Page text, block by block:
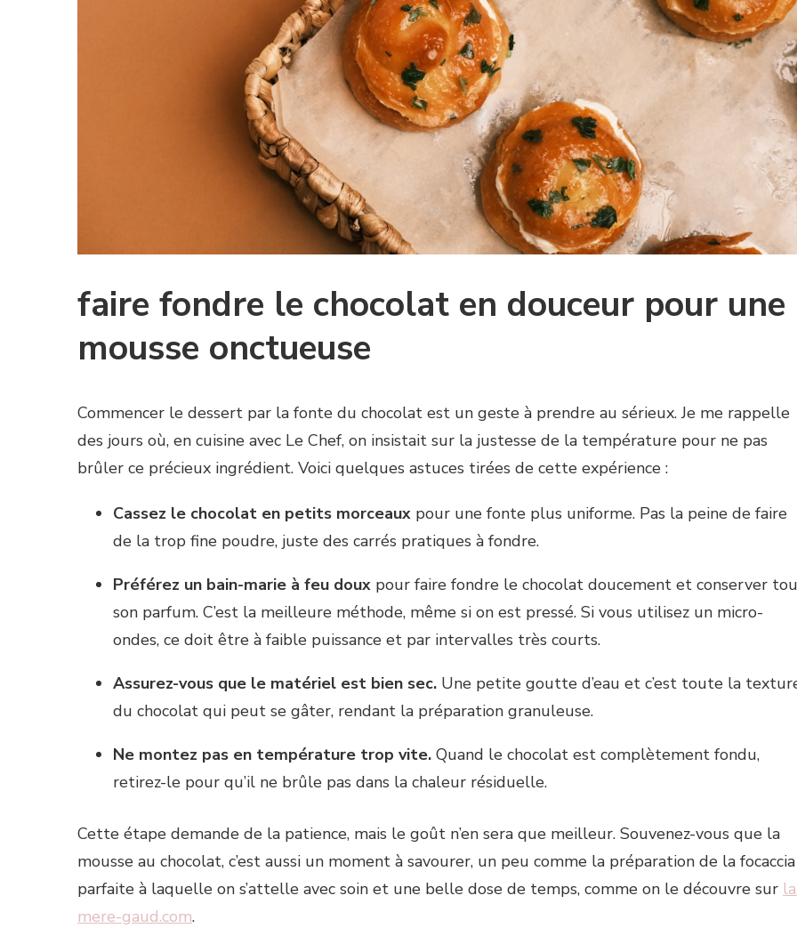
faire fondre le chocolat en douceur pour une
mousse onctueuse
Commencer le dessert par la fonte du chocolat est un geste à prendre au sérieux. Je me rappelle
des jours où, en cuisine avec Le Chef, on insistait sur la justesse de la température pour ne pas
brûler ce précieux ingrédient. Voici quelques astuces tirées de cette expérience :
Cassez le chocolat en petits morceaux pour une fonte plus uniforme. Pas la peine de faire
de la trop fine poudre, juste des carrés pratiques à fondre.
Préférez un bain-marie à feu doux pour faire fondre le chocolat doucement et conserver
son parfum. C’est la meilleure méthode, même si on est pressé. Si vous utilisez un micro-
ondes, ce doit être à faible puissance et par intervalles très courts.
Assurez-vous que le matériel est bien sec. Une petite goutte d’eau et c’est toute la
du chocolat qui peut se gâter, rendant la préparation granuleuse.
Ne montez pas en température trop vite. Quand le chocolat est complètement fondu,
retirez-le pour qu’il ne brûle pas dans la chaleur résiduelle.
Cette étape demande de la patience, mais le goût n’en sera que meilleur. Souvenez-vous que la
mousse au chocolat, c’est aussi un moment à savourer, un peu comme la préparation de la focaccia
parfaite à laquelle on s’attelle avec soin et une belle dose de temps, comme on le découvre sur
mere-gaud.com.